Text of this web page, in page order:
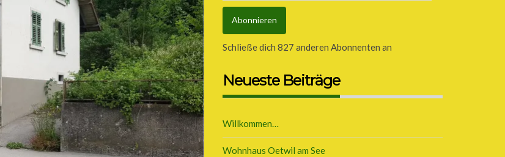
Adresse
Abonnieren
Schließe dich 827 anderen Abonnenten an
Neueste Beiträge
Willkommen…
Wohnhaus Oetwil am See